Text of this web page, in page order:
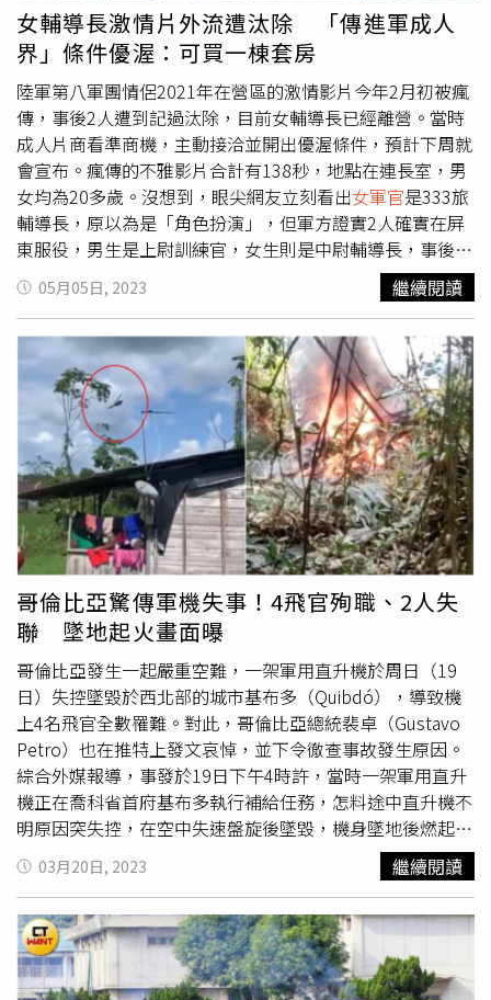
女輔導長激情片外流遭汰除 「傳進軍成人
界」條件優渥：可買一棟套房
陸軍第八軍團情侶2021年在營區的激情影片今年2月初被瘋
傳，事後2人遭到記過汰除，目前女輔導長已經離營。當時
成人片商看準商機，主動接洽並開出優渥條件，預計下周就
會宣布。瘋傳的不雅影片合計有138秒，地點在連長室，男
女均為20多歲。沒想到，眼尖網友立刻看出女軍官是333旅
輔導長，原以為是「角色扮演」，但軍方證實2人確實在屏
東服役，男生是上尉訓練官，女生則是中尉輔導長，事後將
2人依違反「兩性營規」及「國軍資通安全獎懲規定」，記2
大過2小過汰除。根據《三立新聞》報導，事情爆發後，女
主角IG遭到肉搜，追蹤人數從500人一夜爆增至2.8萬人，讓
她一度關版，但在今年3月1日離營後，又悄悄重開復出。當
時成人頻道主動找上門，承諾會提供她一份高薪的創作者合
約，確保未來的創作內容都能兌現。成人頻道證實，合約價
值粗估能在台北市蛋黃區買一棟套房，且分潤沒有天花板上
限，年薪將是從軍時的5倍、甚至數倍起跳，而平台今天也
放出10秒短片，預告「史上最強生力軍要報到了！你絕對猜
不到」，引發網友暴動。
05月05日, 2023 繼續閱讀
哥倫比亞驚傳軍機失事！4飛官殉職、2人失
聯 墜地起火畫面曝
哥倫比亞發生一起嚴重空難，一架軍用直升機於周日（19
日）失控墜毀於西北部的城市基布多（Quibdó），導致機
上4名飛官全數罹難。對此，哥倫比亞總統裴卓（Gustavo
Petro）也在推特上發文哀悼，並下令徹查事故發生原因。
綜合外媒報導，事發於19日下午4時許，當時一架軍用直升
機正在喬科省首府基布多執行補給任務，怎料途中直升機不
明原因突失控，在空中失速盤旋後墜毀，機身墜地後燃起大
火，現場竄出大量濃煙，造成機上4人均不幸殉職，另2人疑
似順利跳機逃離，目前仍在搜尋當中。對此，哥倫比亞總統
向大家宣布，在基布多的飛機失事中沒有倖存者」，並下令
當局立即前往事故現場進行後續處置，以及調查該起空難的
發生原因。據悉，這場事故的罹難者中，包含飛行女軍官茱
03月20日, 2023 繼續閱讀